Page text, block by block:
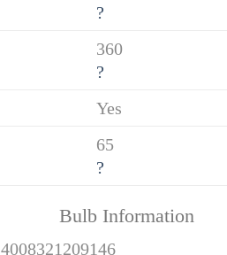
?
360
?
Yes
65
?
Bulb Information
4008321209146